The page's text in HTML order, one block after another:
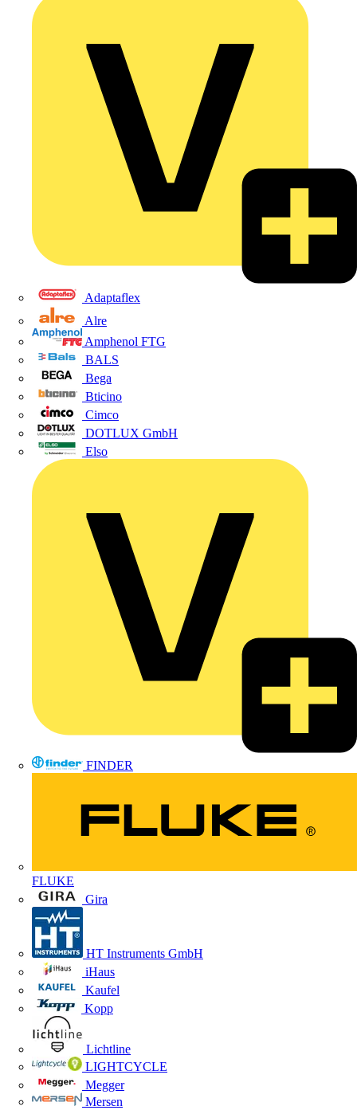
Adaptaflex
Alre
Amphenol FTG
BALS
Bega
Bticino
Cimco
DOTLUX GmbH
Elso
FINDER
FLUKE
Gira
HT Instruments GmbH
iHaus
Kaufel
Kopp
Lichtline
LIGHTCYCLE
Megger
Mersen